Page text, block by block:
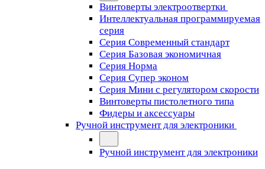
Винтоверты электроотвертки
Интеллектуальная программируемая
серия
Серия Современный стандарт
Серия Базовая экономичная
Серия Норма
Серия Cупер эконом
Серия Мини с регулятором скорости
Винтоверты пистолетного типа
Фидеры и аксессуары
Ручной инструмент для электроники
Ручной инструмент для электроники